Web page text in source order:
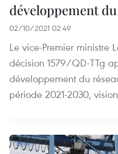
développement
02/10/2021 02:49
Le vice-Premier ministre
décision 1579/QD-TTg
développement du
période 2021-2030,